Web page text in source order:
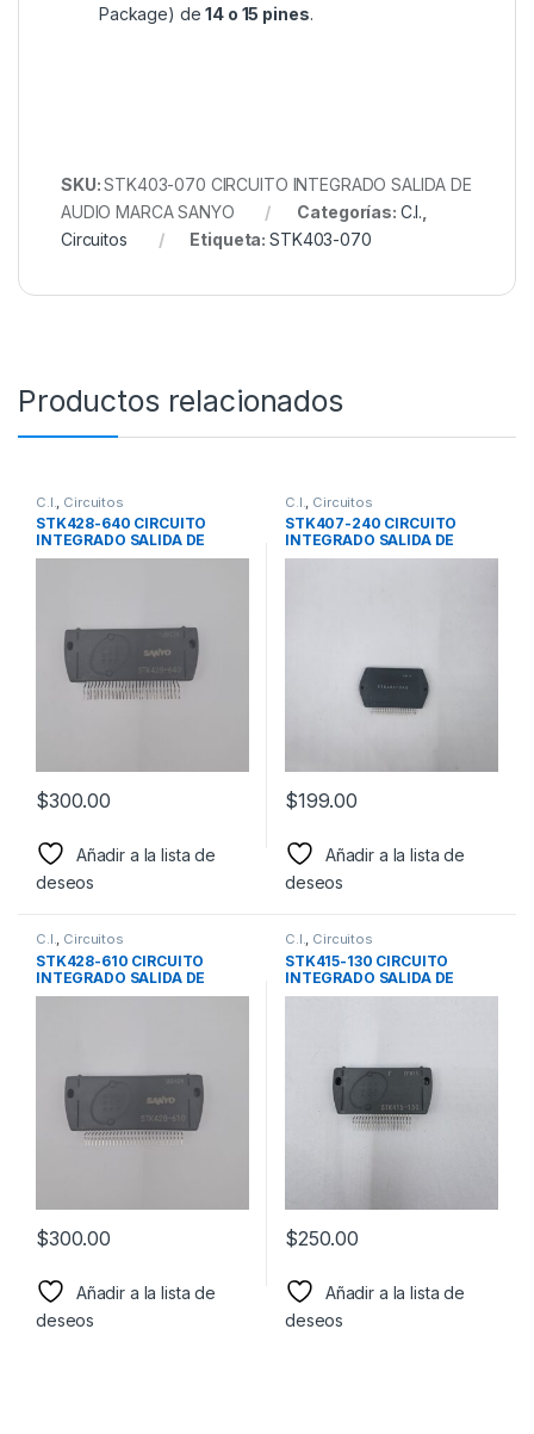
Package) de14 o 15 pines.
SKU:STK403-070 CIRCUITO INTEGRADO SALIDA DE
AUDIO MARCA SANYO
Categorías: C.I.
Circuitos
Etiqueta:STK403-070
Productos relacionados
C.I. Circuitos
STK428-640 CIRCUITO
INTEGRADO SALIDA DE
AUDIO MARCA SANYO
$300.00
Añadir a la lista de
deseos
C.I. Circuitos
STK407-240 CIRCUITO
INTEGRADO SALIDA DE
AUDIO MARCA SANYO
$199.00
Añadir a la lista de
deseos
C.I., Circuitos
STK428-610 CIRCUITO
INTEGRADO SALIDA DE
AUDIO MARCA SANYO
$300.00
Añadir a la lista de
deseos
C.I., Circuitos
STK415-130 CIRCUITO
INTEGRADO SALIDA DE
AUDIO MARCA SANYO
$250.00
Añadir a la lista de
deseos